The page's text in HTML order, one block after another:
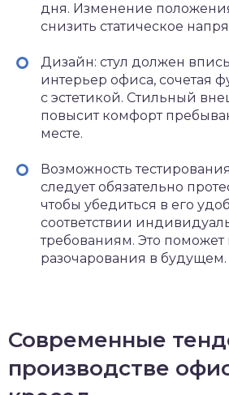
дня. Изменение
снизить статическое
Дизайн: стул должен
интерьер офиса, сочетая
с эстетикой. Стильный
повысит комфорт
месте.
Возможность
следует обязательно
чтобы убедиться в его
соответствии
требованиям. Это поможет
разочарования в будущем.
Современные
производстве